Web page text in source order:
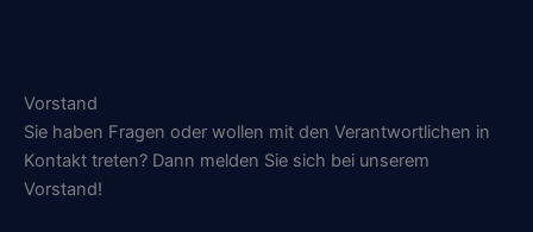
Vorstand
Sie haben Fragen oder wollen mit den Verantwortlichen in
Kontakt treten? Dann melden Sie sich bei unserem
Vorstand!